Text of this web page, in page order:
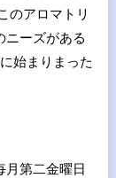
のアロマトリ
ニーズがある
始まりまった
月第二金曜日